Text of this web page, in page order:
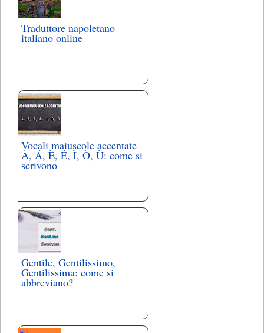
Traduttore napoletano
italiano online
Vocali maiuscole accentate
À, Á, È, É, Ì, Ò, Ù: come si
scrivono
Gentile, Gentilissimo,
Gentilissima: come si
abbreviano?